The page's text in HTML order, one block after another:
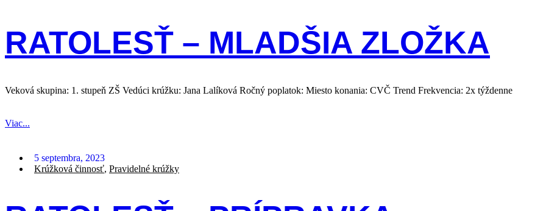
RATOLESŤ – MLADŠIA ZLOŽKA
Veková skupina: 1. stupeň ZŠ Vedúci krúžku: Jana Lalíková Ročný poplatok: Miesto konania: CVČ Trend Frekvencia: 2x týždenne
Viac...
5 septembra, 2023
Krúžková činnosť, Pravidelné krúžky